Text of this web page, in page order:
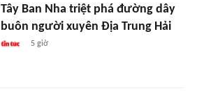
Tây Ban Nha triệt phá đường dây
buôn người xuyên Địa Trung Hải
5 giờ